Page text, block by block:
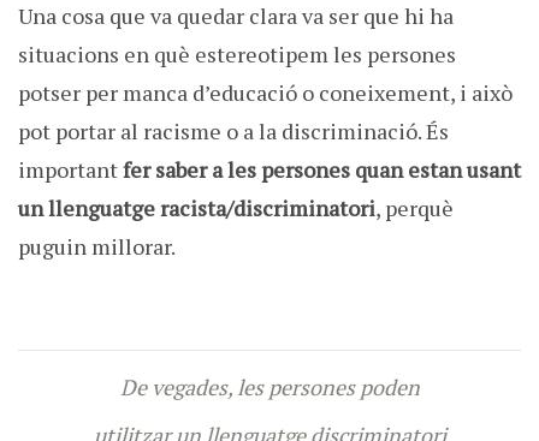
Una cosa que va quedar clara va ser que hi ha
situacions en què estereotipem les persones
potser per manca d’educació o coneixement, i això
pot portar al racisme o a la discriminació. És
importantfer saber a les persones quan estan usant
un llenguatge racista/discriminatori, perquè
puguin millorar.
De vegades, les persones poden